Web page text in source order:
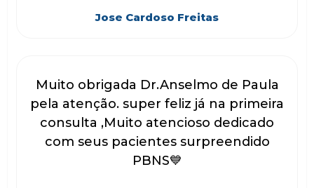
Jose Cardoso Freitas
Muito obrigada Dr.Anselmo de Paula
pela atenção. super feliz já na primeira
consulta ,Muito atencioso dedicado
com seus pacientes surpreendido
PBNS💙